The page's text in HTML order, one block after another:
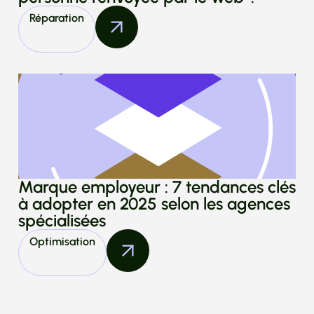
Réparation
Marque employeur : 7 tendances clés
à adopter en 2025 selon les agences
spécialisées
Optimisation